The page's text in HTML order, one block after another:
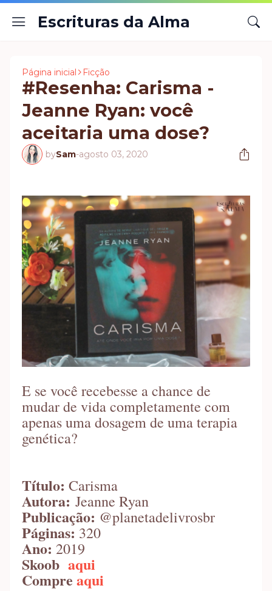
Escrituras da Alma
Página inicial Ficção
#Resenha: Carisma -
Jeanne Ryan: você
aceitaria uma dose?
bySam-agosto 03, 2020
E se você recebesse a chance de
mudar de vida completamente com
apenas uma dosagem de uma terapia
genética?
Título: Carisma
Autora: Jeanne Ryan
Publicação: @planetadelivrosbr
Páginas: 320
Ano: 2019
Skoob aqui
Compre aqui